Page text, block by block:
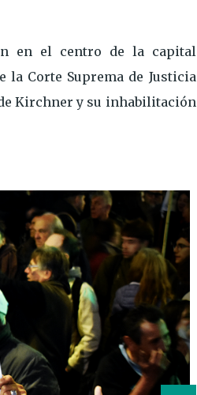
en el centro de la capital
Corte Suprema de Justicia
Kirchner y su inhabilitación